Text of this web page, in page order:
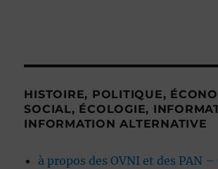
HISTOIRE, POLITIQUE,
SOCIAL, ÉCOLOGIE,
INFORMATION ALTERNATIVE
à propos des OVNI et des PAN –